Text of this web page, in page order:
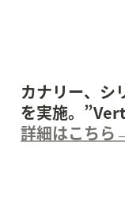
カナリー、シ
詳細はこちら